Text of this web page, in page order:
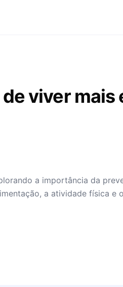
viver mais
a importância da
a atividade física e